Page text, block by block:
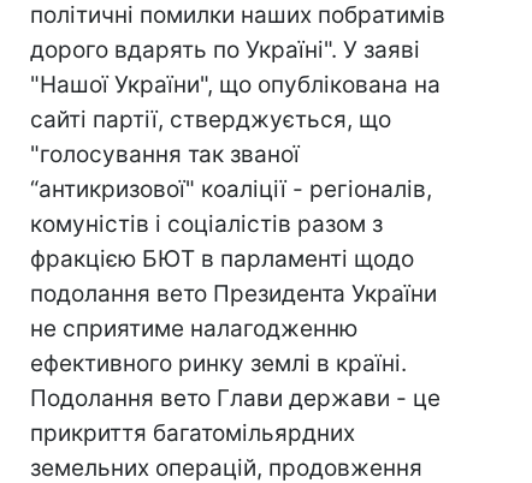
політичні помилки наших побратимів
дорого вдарять по Україні". У заяві
"Нашої України", що опублікована на
сайті партії, стверджується, що
"голосування так званої
“антикризової" коаліції - регіоналів,
комуністів і соціалістів разом з
фракцією БЮТ в парламенті щодо
подолання вето Президента України
не сприятиме налагодженню
ефективного ринку землі в країні.
Подолання вето Глави держави - це
прикриття багатомільярдних
земельних операцій, продовження